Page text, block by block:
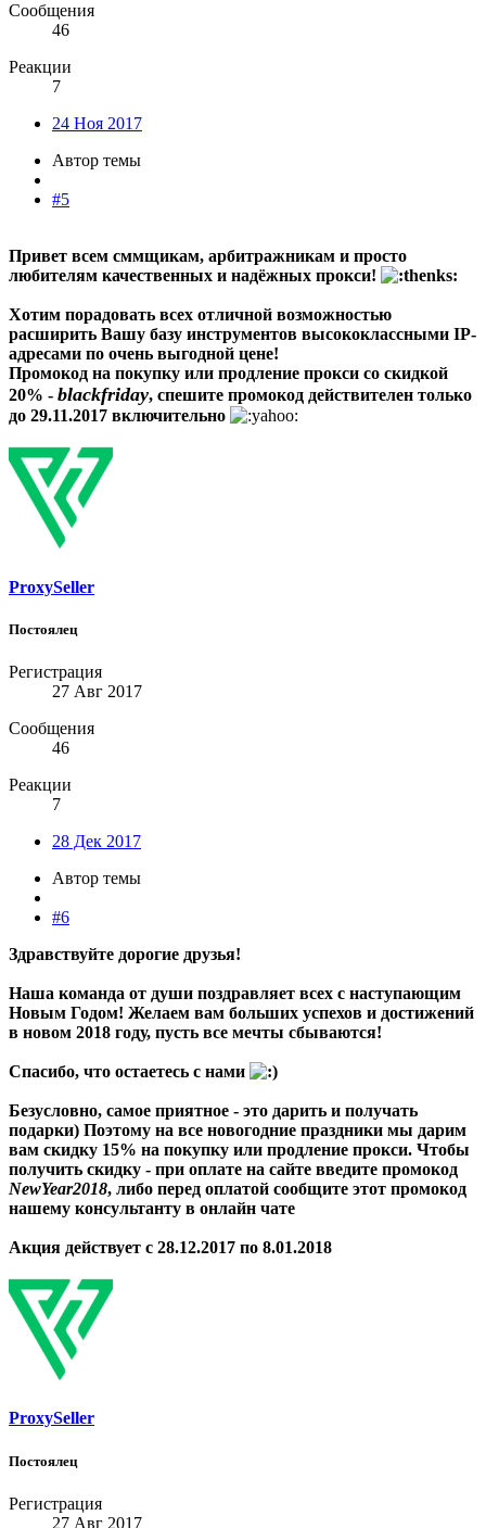
Сообщения
46
Реакции
7
24 Ноя 2017
Автор темы
#5
Привет всем сммщикам, арбитражникам и просто
любителям качественных и надёжных прокси!
Хотим порадовать всех отличной возможностью
расширить Вашу базу инструментов высококлассными IP-
адресами по очень выгодной цене!
Промокод на покупку или продление прокси со скидкой
20% - blackfriday, спешите промокод действителен только
до 29.11.2017 включительно
ProxySeller
Постоялец
Регистрация
27 Авг 2017
Сообщения
46
Реакции
7
28 Дек 2017
Автор темы
#6
Здравствуйте дорогие друзья!
Наша команда от души поздравляет всех с наступающим
Новым Годом! Желаем вам больших успехов и достижений
в новом 2018 году, пусть все мечты сбываются!
Спасибо, что остаетесь с нами
Безусловно, самое приятное - это дарить и получать
подарки) Поэтому на все новогодние праздники мы дарим
вам скидку 15% на покупку или продление прокси. Чтобы
получить скидку - при оплате на сайте введите промокод
NewYear2018, либо перед оплатой сообщите этот промокод
нашему консультанту в онлайн чате
Акция действует с 28.12.2017 по 8.01.2018
ProxySeller
Постоялец
Регистрация
27 Авг 2017